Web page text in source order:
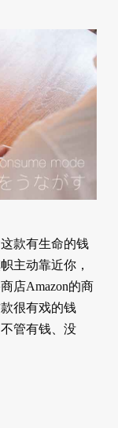
款有生命的钱
主动靠近你，
店Amazon的商
很有戏的钱
管有钱、没